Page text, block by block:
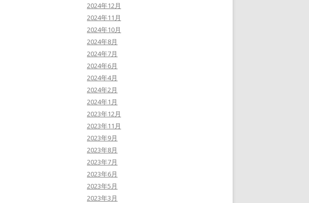
2024年12月
2024年11月
2024年10月
2024年8月
2024年7月
2024年6月
2024年4月
2024年2月
2024年1月
2023年12月
2023年11月
2023年9月
2023年8月
2023年7月
2023年6月
2023年5月
2023年3月